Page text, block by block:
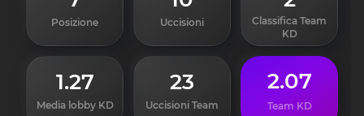
Posizione Uccisioni
Classifica Team
KD
1.27
Media lobby KD
23
Uccisioni Team
2.07
Team KD